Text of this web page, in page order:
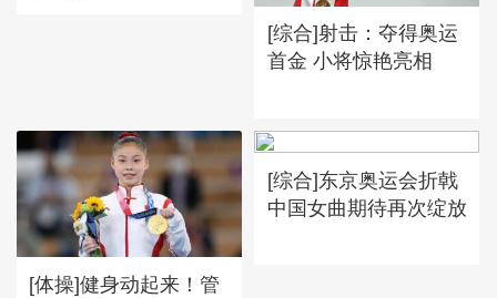
[综合]射击：夺得奥运
首金 小将惊艳亮相
[体操]健身动起来！管
[综合]东京奥运会折戟
中国女曲期待再次绽放